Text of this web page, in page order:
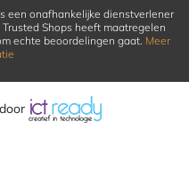
een onafhankelijke dienstverlener
Shops heeft maatregelen
echte beoordelingen gaat. Meer